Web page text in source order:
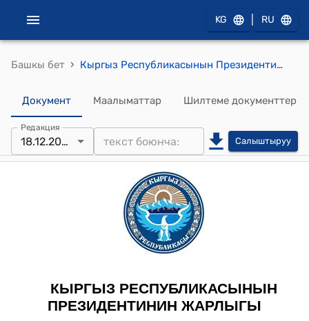
KG RU
Башкы бет › Кыргыз Республикасынын Президентинин 2023-жылдын 18-декабрындагы ПЖ № 345 "Кыргыз Республикасынын мамлекеттик сыйлыктары менен сыйлоо жөнүндө" Жарлыгы
Документ Маалыматтар Шилтеме документтер
Редакция
18.12.2023 Салыштыруу